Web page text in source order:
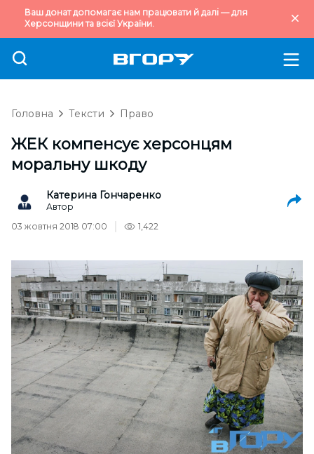
Ваш донат допомагає нам працювати й далі — для
Херсонщини та всієї України.
Головна Тексти Право
ЖЕК компенсує херсонцям
моральну шкоду
Катерина Гончаренко
Автор
03 жовтня 2018 07:00
1,422